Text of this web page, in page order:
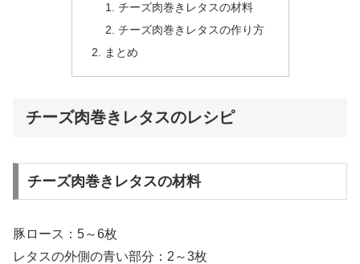
チーズ肉巻きレタスの材料
チーズ肉巻きレタスの作り方
まとめ
チーズ肉巻きレタスのレシピ
チーズ肉巻きレタスの材料
豚ロース：5～6枚
レタスの外側の青い部分：2～3枚